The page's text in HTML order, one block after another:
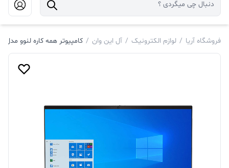
فروشگاه آریا / لوازم الکترونیک / آل این وان / کامپیوتر همه کاره لنوو مدل AIO 3 27IMB05-27inch